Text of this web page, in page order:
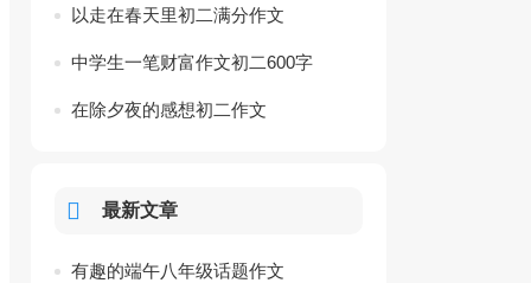
以走在春天里初二满分作文
中学生一笔财富作文初二600字
左右
在除夕夜的感想初二作文
最新文章
有趣的端午八年级话题作文